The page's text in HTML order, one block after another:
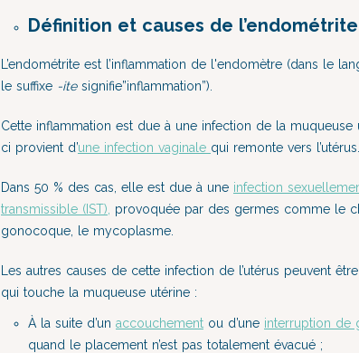
Définition et causes de l’endométrite
L’endométrite est l’inflammation de l'endomètre (dans le
le suffixe -itesignifie”inflammation”).
Cette inflammation est due à une infection de la muqueuse
ci provient d’une infection vaginale qui remonte vers l’utérus.
Dans 50 % des cas, elle est due à une infection
transmissible (IST),
provoquée par des germes comme le
gonocoque, le mycoplasme.
Les autres causes de cette infection de l’utérus peuvent
qui touche la muqueuse utérine :
À la suite d’un accouchement ou d’une interruption de
quand le placement n’est pas totalement évacué ;